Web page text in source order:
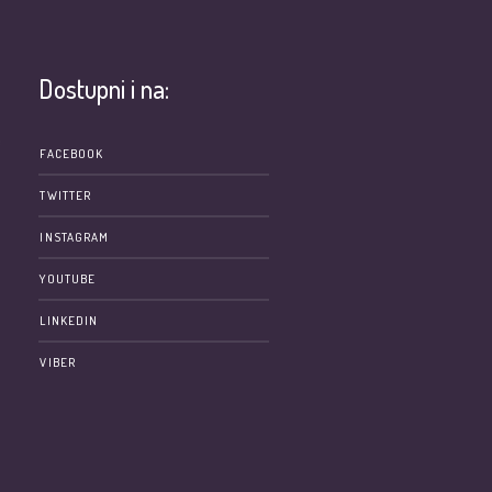
Dostupni i na:
FACEBOOK
TWITTER
INSTAGRAM
YOUTUBE
LINKEDIN
VIBER